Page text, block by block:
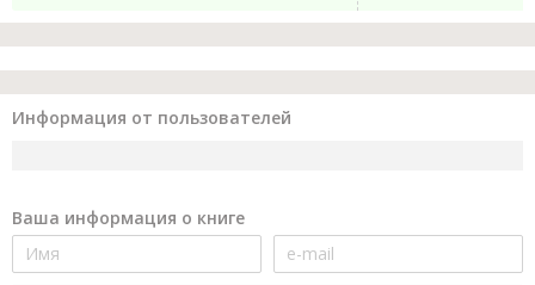
Информация от пользователей
Ваша информация о книге